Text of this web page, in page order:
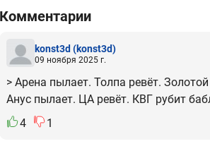
Комментарии
konst3d(konst3d)
09 ноября 2025 г.
> Арена пылает. Толпа ревёт.
Анус пылает. ЦА ревёт. КВГ рубит
4
1